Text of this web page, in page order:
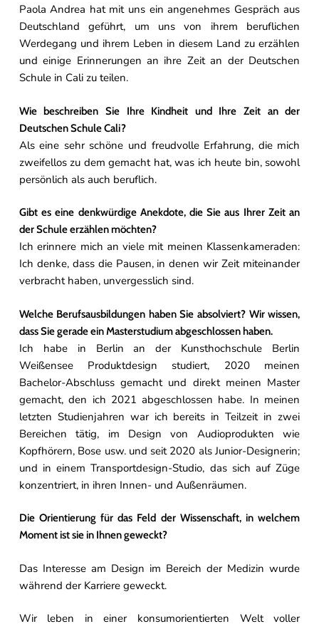
Paola Andrea hat mit uns ein angenehmes Gespräch aus
Deutschland geführt, um uns von ihrem beruflichen
Werdegang und ihrem Leben in diesem Land zu erzählen
und einige Erinnerungen an ihre Zeit an der Deutschen
Schule in Cali zu teilen.
Wie beschreiben Sie Ihre Kindheit und Ihre Zeit an der
Deutschen Schule Cali?
Als eine sehr schöne und freudvolle Erfahrung, die mich
zweifellos zu dem gemacht hat, was ich heute bin, sowohl
persönlich als auch beruflich.
Gibt es eine denkwürdige Anekdote, die Sie aus Ihrer Zeit an
der Schule erzählen möchten?
Ich erinnere mich an viele mit meinen Klassenkameraden:
Ich denke, dass die Pausen, in denen wir Zeit miteinander
verbracht haben, unvergesslich sind.
Welche Berufsausbildungen haben Sie absolviert? Wir wissen,
dass Sie gerade ein Masterstudium abgeschlossen haben.
Ich habe in Berlin an der Kunsthochschule Berlin
Weißensee Produktdesign studiert, 2020 meinen
Bachelor-Abschluss gemacht und direkt meinen Master
gemacht, den ich 2021 abgeschlossen habe. In meinen
letzten Studienjahren war ich bereits in Teilzeit in zwei
Bereichen tätig, im Design von Audioprodukten wie
Kopfhörern, Bose usw. und seit 2020 als Junior-Designerin;
und in einem Transportdesign-Studio, das sich auf Züge
konzentriert, in ihren Innen- und Außenräumen.
Die Orientierung für das Feld der Wissenschaft, in welchem
Moment ist sie in Ihnen geweckt?
Das Interesse am Design im Bereich der Medizin wurde
während der Karriere geweckt.
Wir leben in einer konsumorientierten Welt voller